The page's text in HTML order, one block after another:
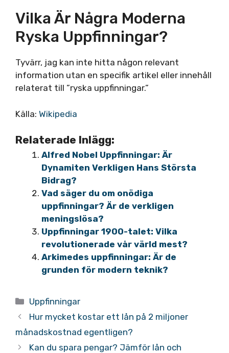
Vilka Är Några Moderna
Ryska Uppfinningar?
Tyvärr, jag kan inte hitta någon relevant
information utan en specifik artikel eller innehåll
relaterat till ”ryska uppfinningar.”
Källa: Wikipedia
Relaterade Inlägg:
Alfred Nobel Uppfinningar: Är
Dynamiten Verkligen Hans Största
Bidrag?
Vad säger du om onödiga
uppfinningar? Är de verkligen
meningslösa?
Uppfinningar 1900-talet: Vilka
revolutionerade vår värld mest?
Arkimedes uppfinningar: Är de
grunden för modern teknik?
Kategorier
Uppfinningar
Hur mycket kostar ett lån på 2 miljoner
månadskostnad egentligen?
Kan du spara pengar? Jämför lån och